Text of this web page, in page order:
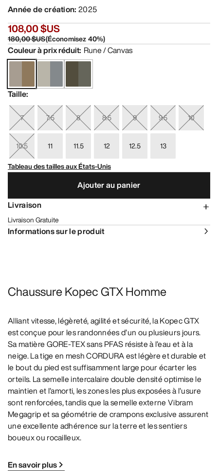
Année de création: 2025
108,00 $US
180,00 $US(Économisez40%)
Couleur à prix réduit: Rune / Canvas
Taille:
7 7.5 8 8.5 9 9.5 10
10.5 11 11.5 12 12.5
13
Tableau des tailles aux États-Unis
Ajouter au panier
Livraison
Livraison Gratuite
Informations sur le produit
Chaussure Kopec GTX Homme
Alliant vitesse, légèreté, agilité et sécurité, la Kopec GTX
est conçue pour les randonnées d’un ou plusieurs jours.
Sa matière GORE-TEX sans PFAS résiste à l’eau et à la
neige. La tige en mesh CORDURA est légère et durable et
le bout du pied est suffisamment large pour écarter les
orteils. La semelle intercalaire double densité optimise le
maintien et l’amorti, les zones les plus exposées à l’usure
sont renforcées, tandis que la semelle externe Vibram
Megagrip et sa géométrie de crampons exclusive assurent
une excellente adhérence sur la terre et les sentiers
boueux ou rocailleux.
En savoir plus